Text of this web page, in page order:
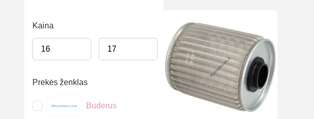
Kaina
Prekės ženklas
Buderus